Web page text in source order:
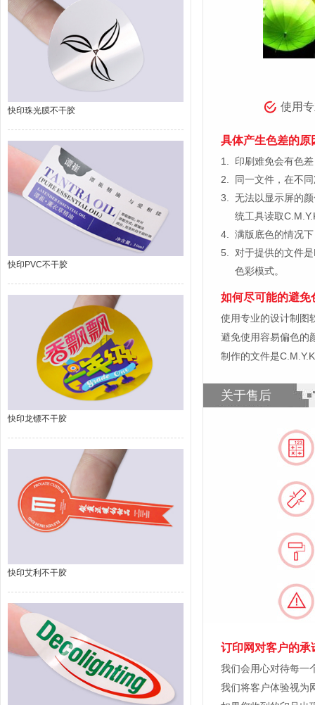
快印珠光膜不干胶
快印PVC不干胶
快印龙镖不干胶
快印艾利不干胶
使用
具体产生色差的原
1.
印刷难免会有色
2.
同一文件，在不
3.
无法以显示屏的
统工具读取
4.
满版底色的情况
5.
对于提供的文件
色彩模式。
如何尽可能的避免
使用专业的设计制图
避免使用容易偏色的
制作的文件是
关于售后
订印网对客户的承
我们会用心对待每一
我们将客户体验视为